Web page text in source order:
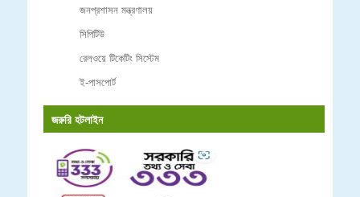
জনপ্রশাসন মন্ত্রণালয়
সিপিটিউ
রেলওয়ে টিকেটিং সিস্টেম
ই-পাসপোর্ট
জরুরি হটলাইন